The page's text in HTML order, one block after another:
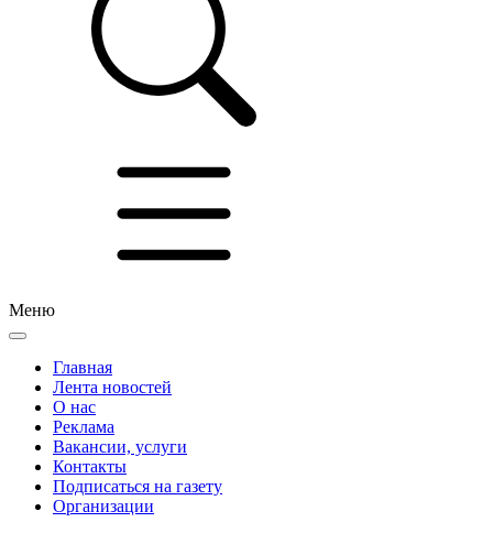
Меню
Главная
Лента новостей
О нас
Реклама
Вакансии, услуги
Контакты
Подписаться на газету
Организации